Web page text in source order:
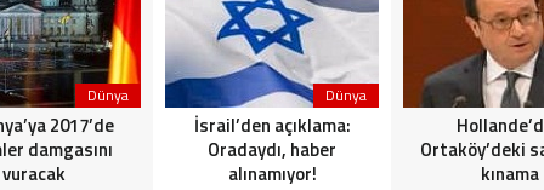
Bahçeli’den Reina’ya düzenlenen terör saldırısına ilişkin açıklama
Dünya
2017’de
damgasını
vuracak
Dünya
İsrail’den açıklama:
Oradaydı, haber
alınamıyor!
Ortaköy’deki
kınama